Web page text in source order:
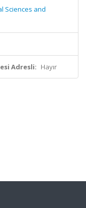
Sciences and
Adresli: Hayır